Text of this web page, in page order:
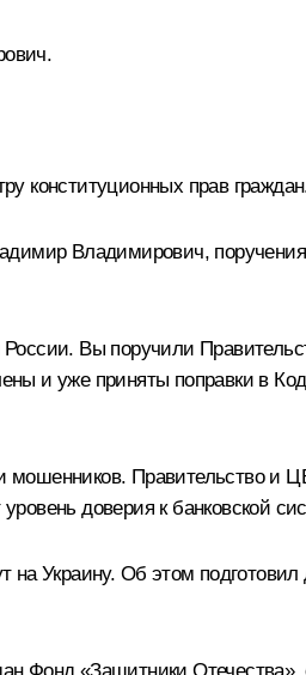
конституционных прав
Владимирович,
Вы поручили
и уже приняты поправки в
мошенников. Правительство и
доверия к банковской
Украину. Об этом подготовил
Фонд «Защитники Отечества»,